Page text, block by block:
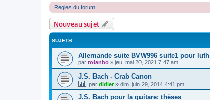
Règles du forum
Nouveau sujet
SUJETS
Allemande suite BVW996 suite1 pour luth
par rolanbo » jeu. mai 20, 2021 7:47 am
J.S. Bach - Crab Canon
par didier» dim. juin 29, 2014 4:41 pm
J.S. Bach pour la guitare: thèses